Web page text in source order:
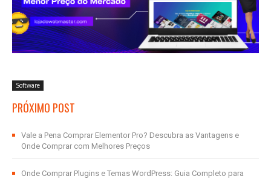
Software
PRÓXIMO POST
Vale a Pena Comprar Elementor Pro? Descubra as Vantagens e
Onde Comprar com Melhores Preços
Onde Comprar Plugins e Temas WordPress: Guia Completo para